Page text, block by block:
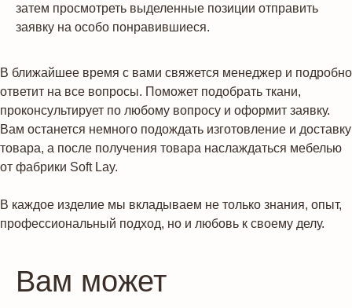
затем просмотреть выделенные позиции отправить
заявку на особо понравившиеся.
В ближайшее время с вами свяжется менеджер и подробно
ответит на все вопросы. Поможет подобрать ткани,
проконсультирует по любому вопросу и оформит заявку.
Вам останется немного подождать изготовление и доставку
товара, а после получения товара наслаждаться мебелью
от фабрики Soft Lay.
В каждое изделие мы вкладываем не только знания, опыт,
профессиональный подход, но и любовь к своему делу.
Вам может